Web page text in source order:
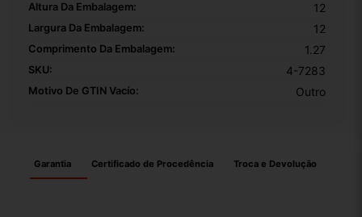
Altura Da Embalagem: 12
Largura Da Embalagem: 12
Comprimento Da Embalagem: 1.27
SKU: 4-7283
Motivo De GTIN Vacío: Outro
Garantia Certificado de Procedência Troca e Devolução